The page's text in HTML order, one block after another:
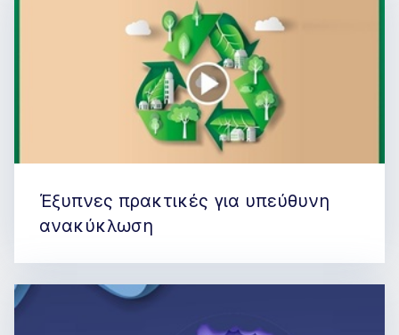
Έξυπνες πρακτικές για υπεύθυνη
ανακύκλωση